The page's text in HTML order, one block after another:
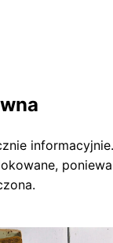
informacyjnie.